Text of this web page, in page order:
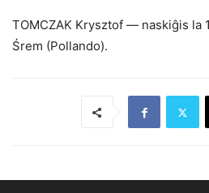
TOMCZAK Krysztof — naskiĝis la
Śrem (Pollando).